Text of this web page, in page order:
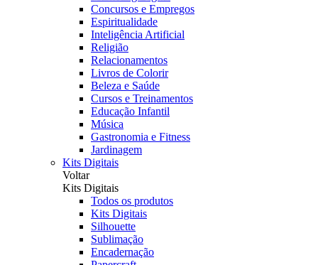
Concursos e Empregos
Espiritualidade
Inteligência Artificial
Religião
Relacionamentos
Livros de Colorir
Beleza e Saúde
Cursos e Treinamentos
Educação Infantil
Música
Gastronomia e Fitness
Jardinagem
Kits Digitais
Voltar
Kits Digitais
Todos os produtos
Kits Digitais
Silhouette
Sublimação
Encadernação